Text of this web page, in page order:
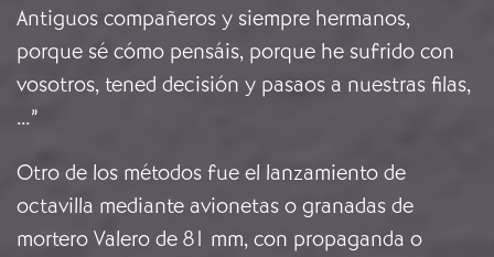
Antiguos compañeros y siempre hermanos,
porque sé cómo pensáis, porque he sufrido con
vosotros, tened decisión y pasaos a nuestras filas,
…”
Otro de los métodos fue el lanzamiento de
octavilla mediante avionetas o granadas de
mortero Valero de 81 mm, con propaganda o